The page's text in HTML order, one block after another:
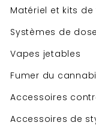
Matériel et kits
Systèmes de
Vapes jetables
Fumer du
Accessoires
Accessoires de